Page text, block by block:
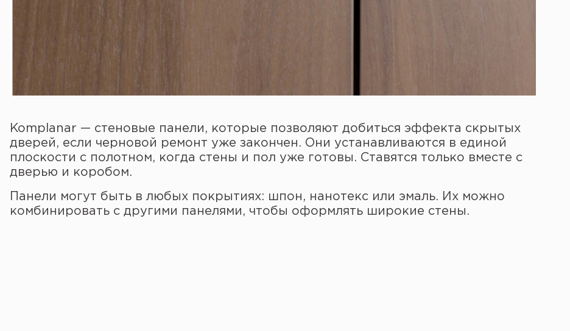
Komplanar — стеновые панели, которые позволяют добиться эффекта скрытых
дверей, если черновой ремонт уже закончен. Они устанавливаются в единой
плоскости с полотном, когда стены и пол уже готовы. Ставятся только вместе с
дверью и коробом.
Панели могут быть в любых покрытиях: шпон, нанотекс или эмаль. Их можно
комбинировать с другими панелями, чтобы оформлять широкие стены.